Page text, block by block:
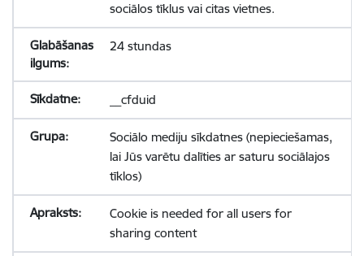
sociālos tīklus vai citas vietnes.
24 stundas
__cfduid
Sociālo mediju sīkdatnes (nepieciešamas,
lai Jūs varētu dalīties ar saturu sociālajos
tīklos)
Cookie is needed for all users for
sharing content